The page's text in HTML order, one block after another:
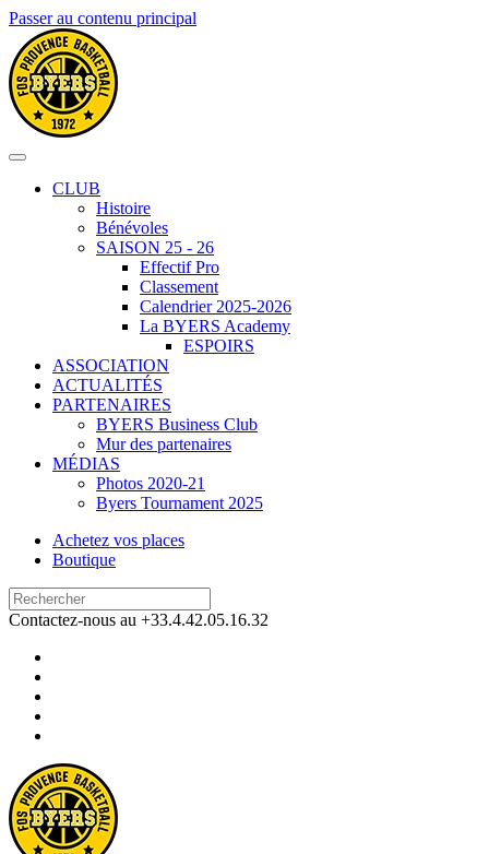
Passer au contenu principal
CLUB
Histoire
Bénévoles
SAISON 25 - 26
Effectif Pro
Classement
Calendrier 2025-2026
La BYERS Academy
ESPOIRS
ASSOCIATION
ACTUALITÉS
PARTENAIRES
BYERS Business Club
Mur des partenaires
MÉDIAS
Photos 2020-21
Byers Tournament 2025
Achetez vos places
Boutique
Contactez-nous au +33.4.42.05.16.32